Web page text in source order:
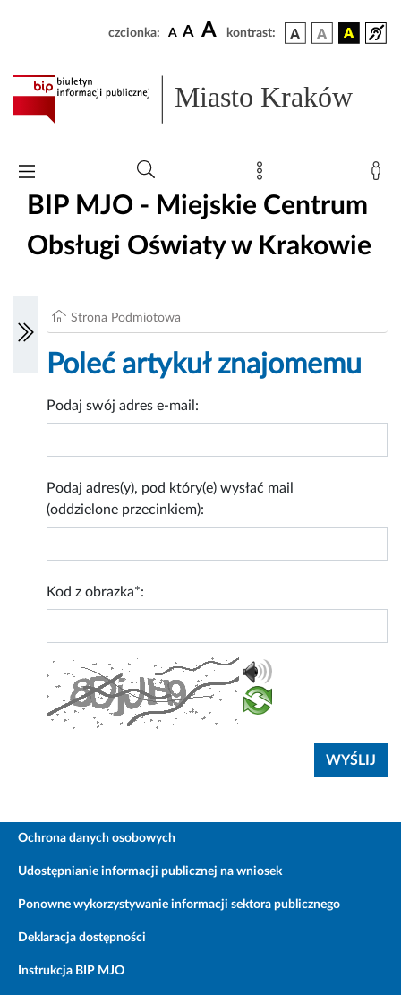
czcionka: A A A kontrast:
Miasto Kraków
BIP MJO - Miejskie Centrum
Obsługi Oświaty w Krakowie
Strona Podmiotowa
Poleć artykuł znajomemu
Podaj swój adres e-mail:
Podaj adres(y), pod który(e) wysłać mail
(oddzielone przecinkiem):
Kod z obrazka*:
Ochrona danych osobowych
Udostępnianie informacji publicznej na wniosek
Ponowne wykorzystywanie informacji sektora publicznego
Deklaracja dostępności
Instrukcja BIP MJO